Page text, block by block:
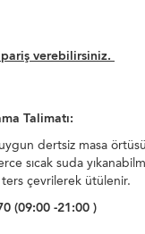
verebilirsiniz.
Talimatı:
dertsiz masa
sıcak suda
çevrilerek ütülenir.
(09:00 -21:00 )